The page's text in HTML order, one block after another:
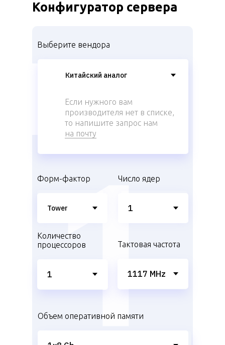
Форм-фактор
Количество
процессоров
Число ядер
Тактовая частота
Объем оперативной памяти
Выберите вендора
Если нужного вам
производителя нет в списке,
то напишите запрос нам
на почту
Конфигуратор сервера